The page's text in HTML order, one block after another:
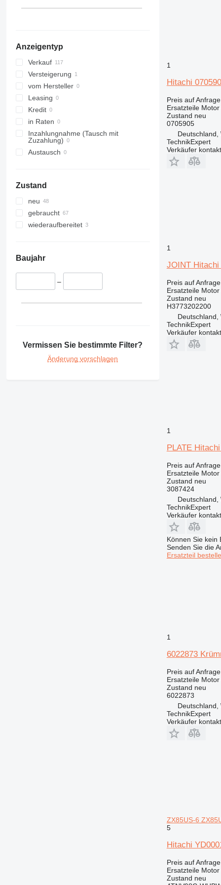
350
365
374
375
390
416
420
422
424
426
434
438
444
777
966
M-series
MH
Anzeigentyp
Verkauf
Versteigerung
vom Hersteller
Leasing
Kredit
in Raten
Inzahlungnahme (Tausch mit
Zuzahlung)
Austausch
Zustand
neu
gebraucht
wiederaufbereitet
Baujahr
–
Vermissen Sie bestimmte Filter?
Änderung vorschlagen
1
Hitachi
Preis auf Anfrage
Ersatzteile
Zustand neu
0705905
Deutschland,
TechnikExpert
Verkäufer
1
JOINT Hitachi
Preis auf Anfrage
Ersatzteile
Zustand neu
H3773202200
Deutschland,
TechnikExpert
Verkäufer
1
PLATE
Preis auf Anfrage
Ersatzteile
Zustand neu
3087424
Deutschland,
TechnikExpert
Verkäufer
Können Sie kein
Senden Sie die
Ersatzteil
1
6022873
Preis auf Anfrage
Ersatzteile
Zustand neu
6022873
Deutschland,
TechnikExpert
Verkäufer
ZX85US-6
5
Hitachi
Preis auf Anfrage
Ersatzteile
Zustand neu